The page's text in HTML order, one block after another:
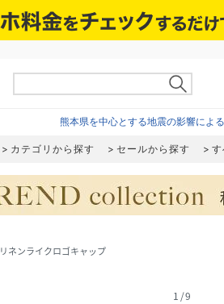
熊本県を中心とする地震の影響によ
カテゴリから探す セールから探す
リネンライクロゴキャップ
1 /9